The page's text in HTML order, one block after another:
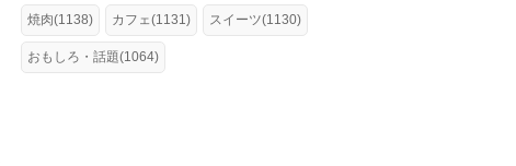
焼肉(1138) カフェ(1131) スイーツ(1130)
おもしろ・話題(1064)